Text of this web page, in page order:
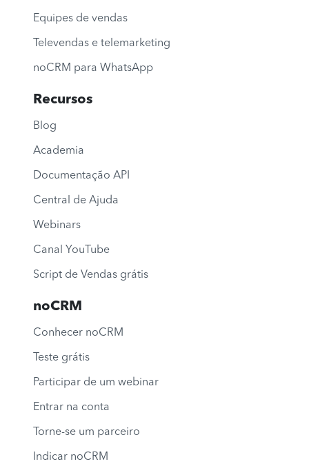
Equipes de vendas
Televendas e telemarketing
noCRM para WhatsApp
Recursos
Blog
Academia
Documentação API
Central de Ajuda
Webinars
Canal YouTube
Script de Vendas grátis
noCRM
Conhecer noCRM
Teste grátis
Participar de um webinar
Entrar na conta
Torne-se um parceiro
Indicar noCRM